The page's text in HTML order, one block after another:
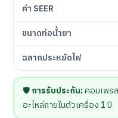
ค่า SEER
ขนาดท่อน้ำยา
ฉลากประหยัดไฟ
🛡️การรับประกัน:คอมเพรส
อะไหล่ภายในตัวเครื่อง 1 ปี